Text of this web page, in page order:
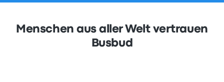
Menschen aus aller Welt vertrauen
Busbud